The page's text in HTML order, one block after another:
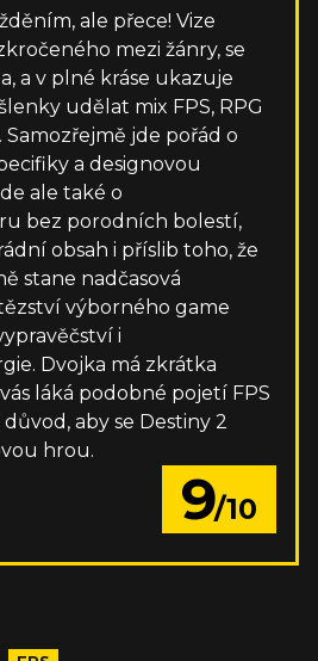
ale přece! Vize
mezi žánry, se
a v plné kráse ukazuje
udělat mix FPS, RPG
Samozřejmě jde pořád o
a designovou
ale také o
bez porodních bolestí,
obsah i příslib toho, že
stane nadčasová
výborného game
i
Dvojka má zkrátka
láká podobné pojetí FPS
aby se Destiny 2
hrou.
9/10